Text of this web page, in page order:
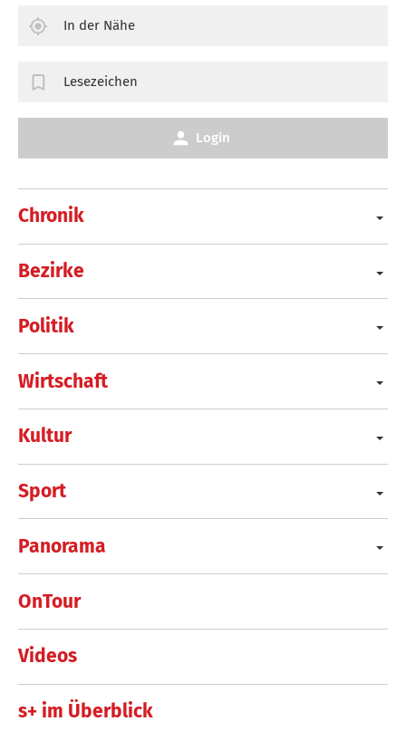
Chronik
Bezirke
Politik
Wirtschaft
Kultur
Sport
Panorama
OnTour
Videos
s+ im Überblick
In der Nähe
Lesezeichen
Login